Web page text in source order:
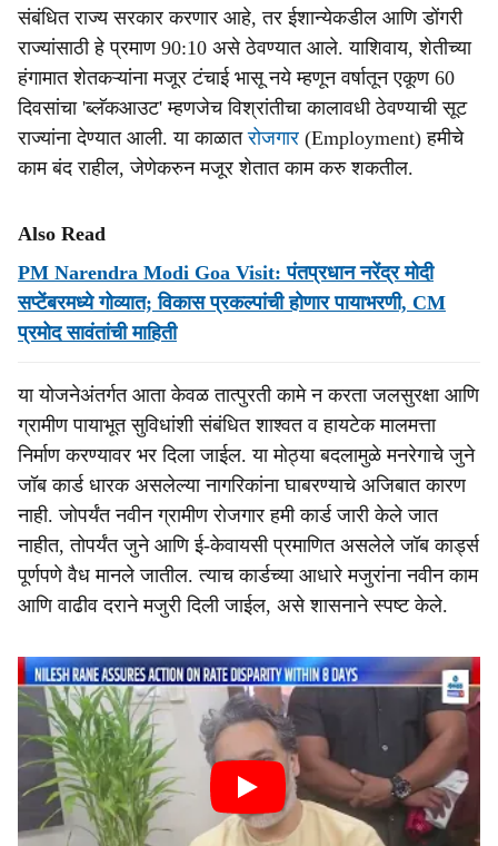
संबंधित राज्य सरकार करणार आहे, तर ईशान्येकडील आणि डोंगरी
राज्यांसाठी हे प्रमाण 90:10 असे ठेवण्यात आले. याशिवाय, शेतीच्या
हंगामात शेतकऱ्यांना मजूर टंचाई भासू नये म्हणून वर्षातून एकूण 60
दिवसांचा 'ब्लॅकआउट' म्हणजेच विश्रांतीचा कालावधी ठेवण्याची सूट
राज्यांना देण्यात आली. या काळातरोजगार (Employment) हमीचे
काम बंद राहील, जेणेकरुन मजूर शेतात काम करु शकतील.
Also Read
PM Narendra Modi Goa Visit: पंतप्रधान नरेंद्र मोदी
सप्‍टेंबरमध्‍ये गोव्‍यात; विकास प्रकल्पांची होणार पायाभरणी, CM
प्रमोद सावंतांची माहिती
या योजनेअंतर्गत आता केवळ तात्पुरती कामे न करता जलसुरक्षा आणि
ग्रामीण पायाभूत सुविधांशी संबंधित शाश्वत व हायटेक मालमत्ता
निर्माण करण्यावर भर दिला जाईल. या मोठ्या बदलामुळे मनरेगाचे जुने
जॉब कार्ड धारक असलेल्या नागरिकांना घाबरण्याचे अजिबात कारण
नाही. जोपर्यंत नवीन ग्रामीण रोजगार हमी कार्ड जारी केले जात
नाहीत, तोपर्यंत जुने आणि ई-केवायसी प्रमाणित असलेले जॉब कार्ड्स
पूर्णपणे वैध मानले जातील. त्याच कार्डच्या आधारे मजुरांना नवीन काम
आणि वाढीव दराने मजुरी दिली जाईल, असे शासनाने स्पष्ट केले.